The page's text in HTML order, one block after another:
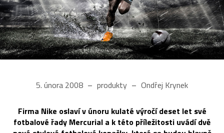
5. února 2008 produkty Ondřej Krynek
Firma Nike oslaví v únoru kulaté výročí deset let své
fotbalové řady Mercurial a k této příležitosti uvádí dvě